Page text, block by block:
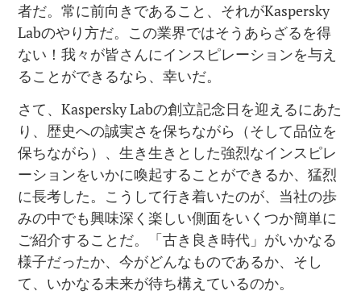
者だ。常に前向きであること、それがKaspersky
Labのやり方だ。この業界ではそうあらざるを得
ない！我々が皆さんにインスピレーションを与え
ることができるなら、幸いだ。
さて、Kaspersky Labの創立記念日を迎えるにあた
り、歴史への誠実さを保ちながら（そして品位を
保ちながら）、生き生きとした強烈なインスピレ
ーションをいかに喚起することができるか、猛烈
に長考した。こうして行き着いたのが、当社の歩
みの中でも興味深く楽しい側面をいくつか簡単に
ご紹介することだ。「古き良き時代」がいかなる
様子だったか、今がどんなものであるか、そし
て、いかなる未来が待ち構えているのか。